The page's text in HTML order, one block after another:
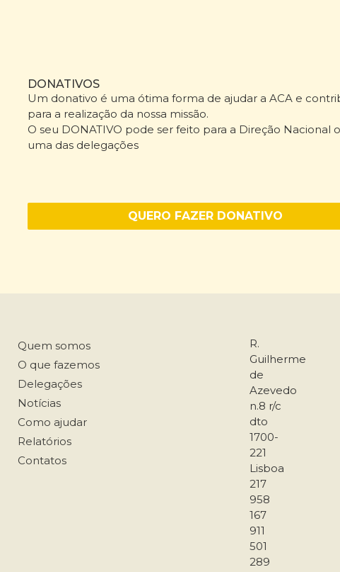
DONATIVOS
Um donativo é uma ótima forma de ajudar a ACA e
para a realização da nossa missão.
O seu DONATIVO pode ser feito para a Direção Nacional
uma das delegações
QUERO FAZER DONATIVO
Quem somos
O que fazemos
Delegações
Notícias
Como ajudar
Relatórios
Contatos
R.
Guilherme
de
Azevedo
n.8 r/c
dto
1700-
221
Lisboa
217
958
167
911
501
289